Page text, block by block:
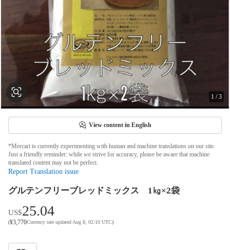
1 /3
View content in English
*Mercari is currently experimenting with human and machine translations on our site.
Just a friendly reminder: while we strive for accuracy, please be aware that machine
translated content may not be perfect.
Report Translation issue
グルテンフリーブレッドミックス 1㎏×2袋
US$25.04
(¥3,770Currency rate updated Aug 8, 02:10 UTC)